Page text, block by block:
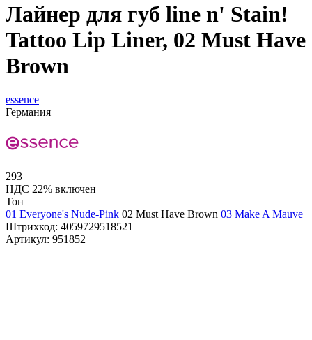
Лайнер для губ line n' Stain!
Tattoo Lip Liner, 02 Must Have
Brown
essence
Германия
293
НДС 22% включен
Тон
01 Everyone's Nude-Pink 02 Must Have Brown 03 Make A Mauve
Штрихкод: 4059729518521
Артикул: 951852